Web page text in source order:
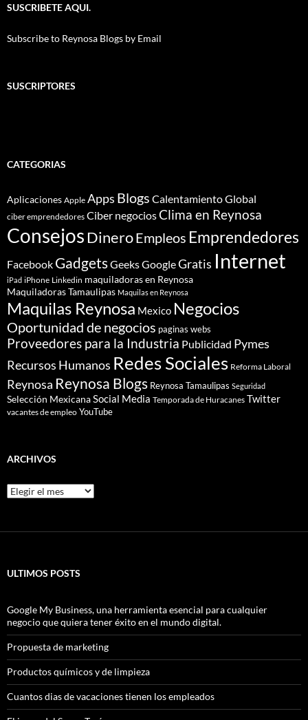
SUSCRIBETE AQUI.
Subscribe to Reynosa Blogs by Email
SUSCRIPTORES
CATEGORIAS
Aplicaciones Apple Apps Blogs Calentamiento Global
ciber emprendedores Ciber negociosClima en Reynosa
ConsejosDineroEmpleos Emprendedores
Facebook GadgetsGeeksGoogleGratis Internet
iPad iPhone Linkedin maquiladoras en Reynosa
Maquiladoras Tamaulipas Maquilas en Reynosa
Maquilas Reynosa Mexico Negocios
Oportunidad de negocios paginas webs
Proveedores para la Industria Publicidad Pymes
Recursos Humanos Redes Sociales Reforma Laboral
Reynosa Reynosa Blogs Reynosa Tamaulipas Seguridad
Selección MexicanaSocial Media Temporada de Huracanes Twitter
vacantes de empleo YouTube
ARCHIVOS
Archivos
ULTIMOS POSTS
Google My Business, una herramienta esencial para cualquier
negocio que quiera tener éxito en el mundo digital.
Propuesta de marketing
Productos químicos y de limpieza
Cuantos dias de vacaciones tienen los empleados